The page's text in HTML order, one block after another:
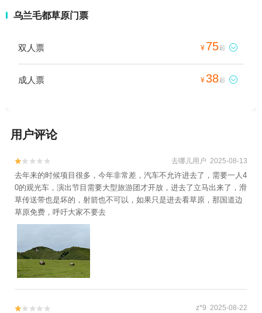
乌兰毛都草原门票
双人票 ¥ 75起 
成人票 ¥38起 
用户评论

 去哪儿用户 2025-08-13
去年来的时候项目很多，今年非常差，汽车不允许进去了，需要一人4
0的观光车，演出节目需要大型旅游团才开放，进去了立马出来了，滑
草传送带也是坏的，射箭也不可以，如果只是进去看草原，那国道边
草原免费，呼吁大家不要去

 z*9 2025-08-22